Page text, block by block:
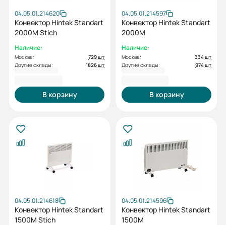
04.05.01.214620
Конвектор Hintek Standart
2000M Stich
Наличие:
Москва:
729 шт
Другие склады:
1826 шт
В корзину
04.05.01.214597
Конвектор Hintek Standart
2000M
Наличие:
Москва:
334 шт
Другие склады:
974 шт
В корзину
04.05.01.214618
Конвектор Hintek Standart
1500M Stich
04.05.01.214596
Конвектор Hintek Standart
1500M